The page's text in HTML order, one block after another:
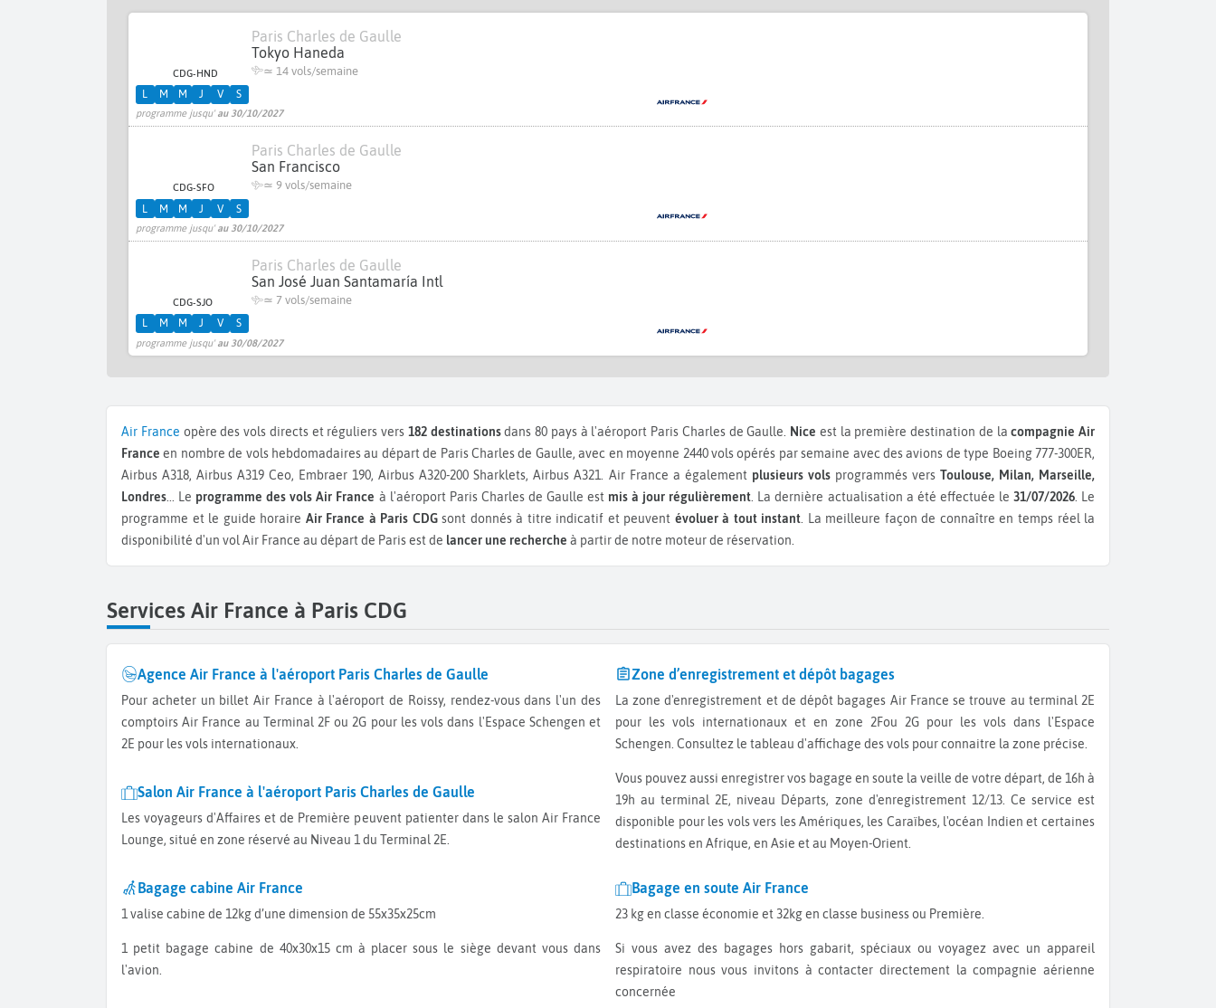
CDG-HND
Paris Charles de Gaulle
Tokyo Haneda
≃ 14 vols/semaine
programme jusqu'au 30/10/2027
L M M J V S
CDG-SFO
Paris Charles de Gaulle
San Francisco
≃ 9 vols/semaine
programme jusqu'au 30/10/2027
L M M J V S
CDG-SJO
Paris Charles de Gaulle
San José Juan Santamaría Intl
≃ 7 vols/semaine
programme jusqu'au 30/08/2027
L M M J V S
Air France opère des vols directs et réguliers vers 182 destinationsdans 80 pays à l'aéroport Paris Charles de Gaulle. Nice est la première destination de lacompagnie Air
France en nombre de vols hebdomadaires au départ de Paris Charles de Gaulle, avec en moyenne 2440 vols opérés par semaine avec des avions de type Boeing 777-300ER,
Airbus A318, Airbus A319 Ceo, Embraer 190, Airbus A320-200 Sharklets, Airbus A321. Air France a également plusieurs volsprogrammés vers Toulouse, Milan, Marseille,
Londres
Le programme des vols Air France à l'aéroport Paris Charles de Gaulle est mis à jour régulièrement . La dernière actualisation a été effectuée le 31/07/2026. Le
programme et le guide horaire Air France à Paris CDGsont donnés à titre indicatif et peuvent évoluer à tout instant . La meilleure façon de connaître en temps réel la
disponibilité d'un vol Air France au départ de Paris est de lancer une recherche à partir de notre moteur de réservation.
Services Air France à Paris CDG
Agence Air France à l'aéroport Paris Charles de Gaulle
Pour acheter un billet Air France à l'aéroport de Roissy, rendez-vous dans l'un des
comptoirs Air France au Terminal 2F ou 2G pour les vols dans l'Espace Schengen et
2E pour les vols internationaux.
Salon Air France à l'aéroport Paris Charles de Gaulle
Les voyageurs d'Affaires et de Première peuvent patienter dans le salon Air France
Lounge, situé en zone réservé au Niveau 1 du Terminal 2E.
Zone d’enregistrement et dépôt bagages
La zone d'enregistrement et de dépôt bagages Air France se trouve au terminal 2E
pour les vols internationaux et en zone 2Fou 2G pour les vols dans l'Espace
Schengen. Consultez le tableau d'affichage des vols pour connaitre la zone précise.
Vous pouvez aussi enregistrer vos bagage en soute la veille de votre départ, de 16h à
19h au terminal 2E, niveau Départs, zone d'enregistrement 12/13. Ce service est
disponible pour les vols vers les Amériques, les Caraïbes, l'océan Indien et certaines
destinations en Afrique, en Asie et au Moyen-Orient.
Bagage cabine Air France
1 valise cabine de 12kg d’une dimension de 55x35x25cm
1 petit bagage cabine de 40x30x15 cm à placer sous le siège devant vous dans
l'avion.
Bagage en soute Air France
23 kg en classe économie et 32kg en classe business ou Première.
Si vous avez des bagages hors gabarit, spéciaux ou voyagez avec un appareil
respiratoire nous vous invitons à contacter directement la compagnie aérienne
concernée